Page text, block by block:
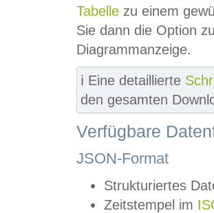
Tabelle zu einem
Sie dann die Option
Diagrammanzeige.
ℹ️ Eine detaillierte
den gesamten
Verfügbare
JSON-Format
Strukturiertes
Zeitstempel im